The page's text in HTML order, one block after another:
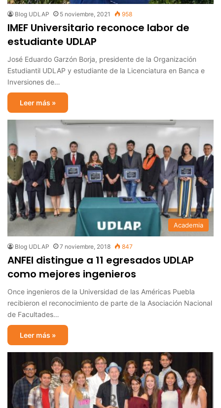
Blog UDLAP 5 noviembre, 2021 958
IMEF Universitario reconoce labor de
estudiante UDLAP
José Eduardo Garzón Borja, presidente de la Organización
Estudiantil UDLAP y estudiante de la Licenciatura en Banca e
Inversiones de…
Leer más »
Academia
Blog UDLAP 7 noviembre, 2018 847
ANFEI distingue a 11 egresados UDLAP
como mejores ingenieros
Once ingenieros de la Universidad de las Américas Puebla
recibieron el reconocimiento de parte de la Asociación Nacional
de Facultades…
Leer más »